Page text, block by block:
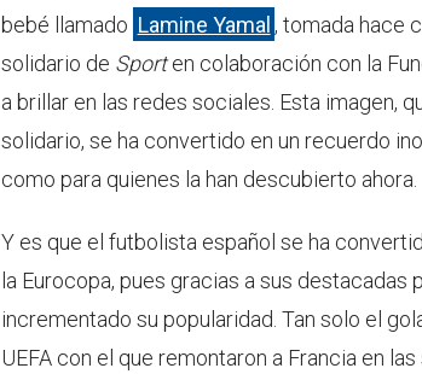
bebé llamado Lamine Yamal, tomada hace
solidario de Sporten colaboración con la
a brillar en las redes sociales. Esta imagen,
solidario, se ha convertido en un recuerdo
como para quienes la han descubierto ahora.
Y es que el futbolista español se ha
la Eurocopa, pues gracias a sus destacadas
incrementado su popularidad. Tan solo el
UEFA con el que remontaron a Francia en